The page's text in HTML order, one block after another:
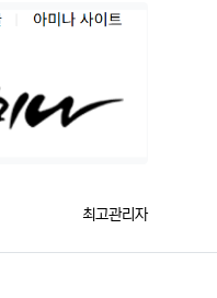
등록자
최고관리자